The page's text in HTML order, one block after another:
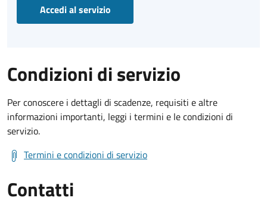
Accedi al servizio
Condizioni di servizio
Per conoscere i dettagli di scadenze, requisiti e altre
informazioni importanti, leggi i termini e le condizioni di
servizio.
Termini e condizioni di servizio
Contatti